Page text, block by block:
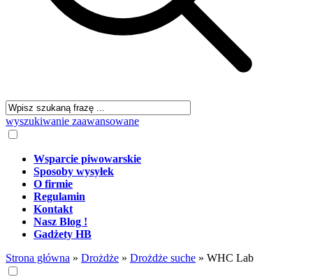
wyszukiwanie zaawansowane
Wsparcie piwowarskie
Sposoby wysyłek
O firmie
Regulamin
Kontakt
Nasz Blog !
Gadżety HB
Strona główna » Drożdże » Drożdże suche » WHC Lab